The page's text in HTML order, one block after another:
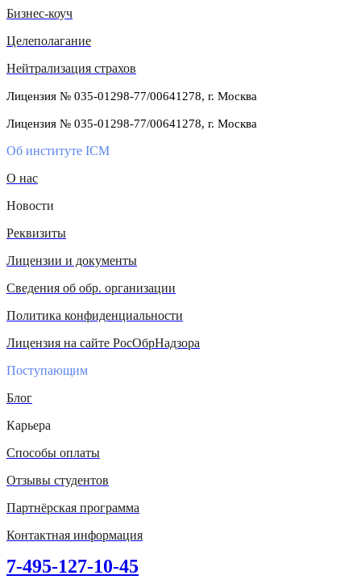
Бизнес-коуч
Целеполагание
Нейтрализация страхов
Лицензия № 035-01298-77/00641278, г. Москва
Лицензия № 035-01298-77/00641278, г. Москва
Об институте ICM
О нас
Новости
Реквизиты
Лицензии и документы
Сведения об обр. организации
Политика конфиденциальности
Лицензия на сайте РосОбрНадзора
Поступающим
Блог
Карьера
Способы оплаты
Отзывы студентов
Партнёрская программа
Контактная информация
7-495-127-10-45